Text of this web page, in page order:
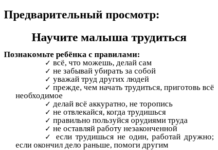
Предварительный просмотр:
Научите малыша трудиться
Познакомьте ребёнка с правилами:
всё, что можешь, делай сам
не забывай убирать за собой
уважай труд других людей
прежде, чем начать трудиться, приготовь всё
необходимое
делай всё аккуратно, не торопись
не отвлекайся, когда трудишься
правильно пользуйся орудиями труда
не оставляй работу незаконченной
если трудишься не один, работай дружно;
если окончил дело раньше, помоги другим